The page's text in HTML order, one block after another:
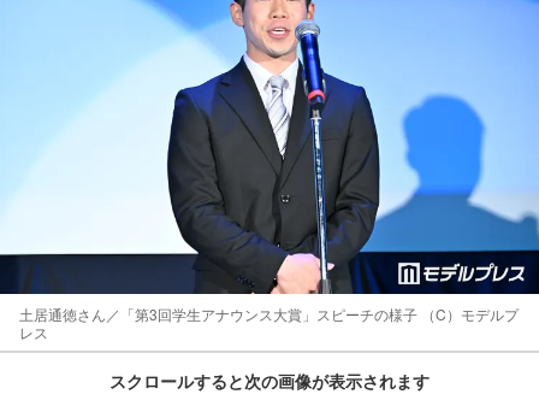
土居通徳さん／「第3回学生アナウンス大賞」スピーチの様子 （C）モデルプ
レス
スクロールすると次の画像が表示されます